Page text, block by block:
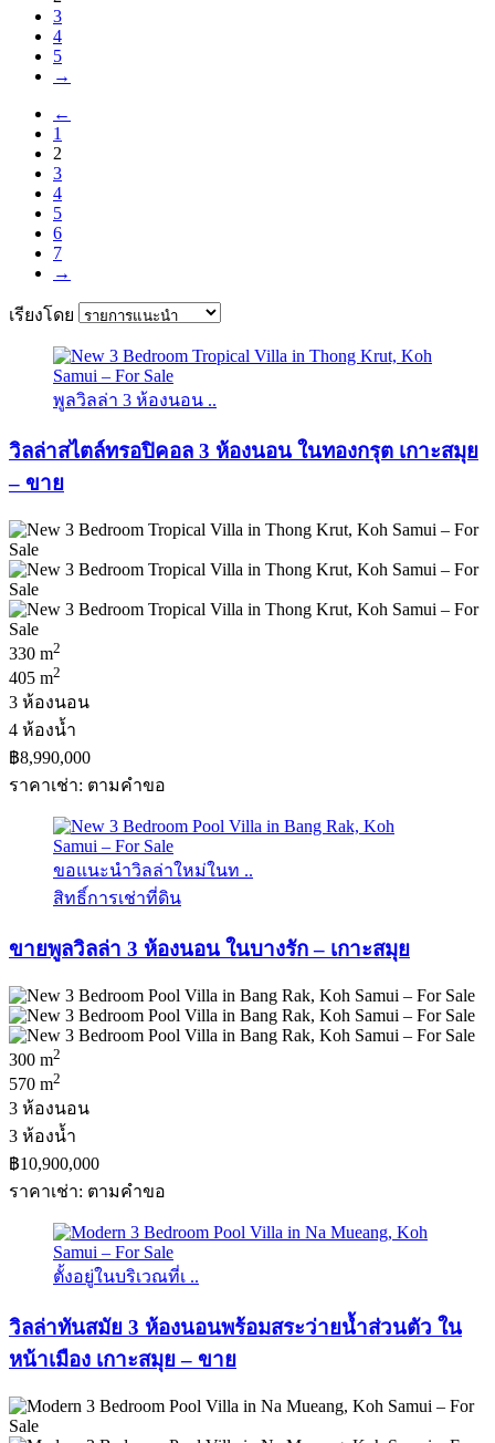
3
4
5
→
←
1
2
3
4
5
6
7
→
เรียงโดย
พูลวิลล่า 3 ห้องนอน ..
วิลล่าสไตล์ทรอปิคอล 3 ห้องนอน ในทองกรุต เกาะสมุย
– ขาย
330 m2
405 m2
3 ห้องนอน
4 ห้องน้ำ
฿8,990,000
ราคาเช่า: ตามคําขอ
ขอแนะนำวิลล่าใหม่ในท ..
สิทธิ์การเช่าที่ดิน
ขายพูลวิลล่า 3 ห้องนอน ในบางรัก – เกาะสมุย
300 m2
570 m2
3 ห้องนอน
3 ห้องน้ำ
฿10,900,000
ราคาเช่า: ตามคําขอ
ตั้งอยู่ในบริเวณที่เ ..
วิลล่าทันสมัย ​​3 ห้องนอนพร้อมสระว่ายน้ำส่วนตัว ใน
หน้าเมือง เกาะสมุย – ขาย